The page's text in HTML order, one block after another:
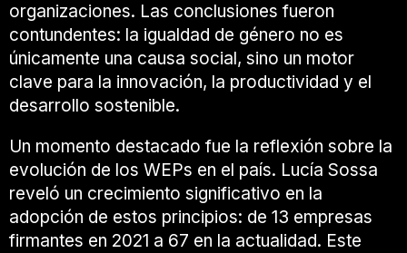
organizaciones. Las conclusiones fueron
contundentes: la igualdad de género no es
únicamente una causa social, sino un motor
clave para la innovación, la productividad y el
desarrollo sostenible.
Un momento destacado fue la reflexión sobre la
evolución de los WEPs en el país. Lucía Sossa
reveló un crecimiento significativo en la
adopción de estos principios: de 13 empresas
firmantes en 2021 a 67 en la actualidad. Este